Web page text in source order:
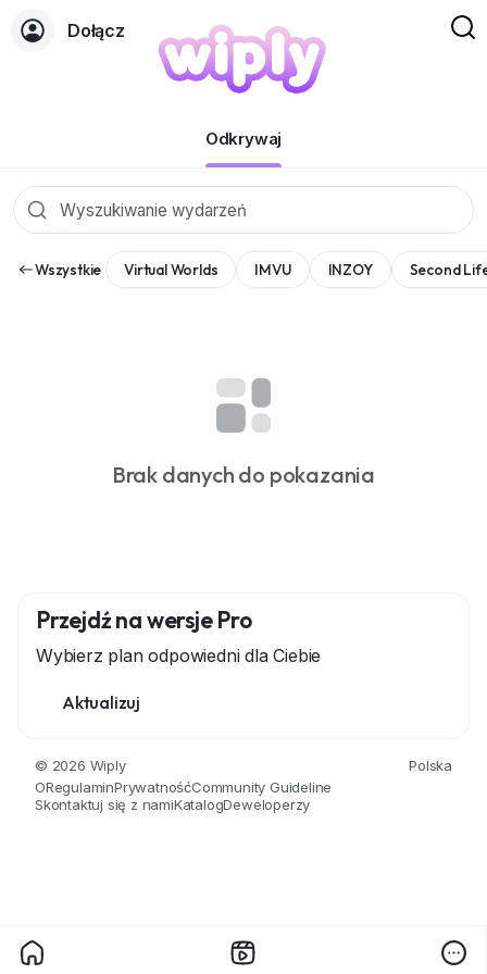
Dołącz
Odkrywaj
Wszystkie Virtual Worlds IMVU INZOY Second
Brak danych do pokazania
Przejdź na wersje Pro
Wybierz plan odpowiedni dla Ciebie
Aktualizuj
© 2026 Wiply
Polska
ORegulaminPrywatnośćCommunity Guideline
Skontaktuj się z namiKatalogDeweloperzy